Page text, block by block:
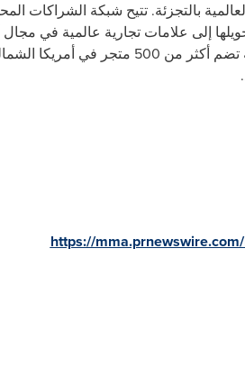
إلى علامات تجارية عالمية في
تضم أكثر من 400 ترخيص، بالإضافة إلى منصة بيع
https://